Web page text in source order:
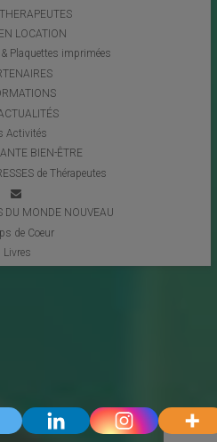
LOCATION
Plaquettes imprimées
Activités
BIEN-ÊTRE
de Thérapeutes
DU MONDE NOUVEAU
de Coeur
Livres